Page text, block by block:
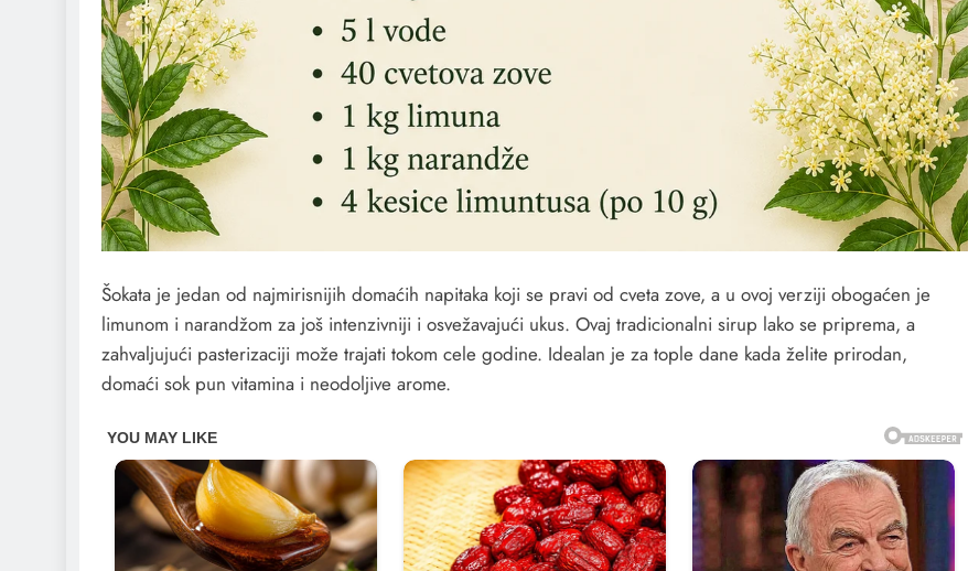
Šokata je jedan od najmirisnijih domaćih napitaka koji se pravi od cveta zove, a u ovoj verziji obogaćen je
limunom i narandžom za još intenzivniji i osvežavajući ukus. Ovaj tradicionalni sirup lako se priprema, a
zahvaljujući pasterizaciji može trajati tokom cele godine. Idealan je za tople dane kada želite prirodan,
domaći sok pun vitamina i neodoljive arome.